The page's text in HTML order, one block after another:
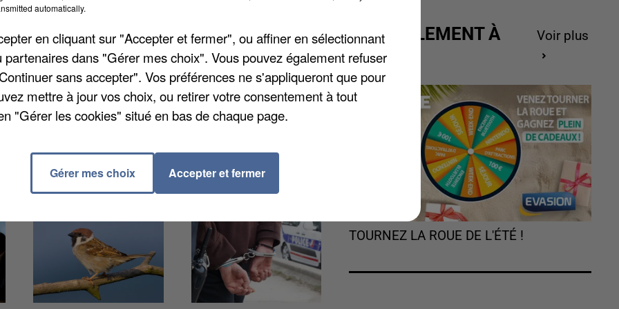
cela est encadré par des professionnels de santé.
Après Villeparisis ce lundi, prochaine étape en
ACTUELLEMENT À
GAGNER
Voir plus
TOURNEZ LA ROUE DE L'ÉTÉ !
automatically.
en cliquant sur "Accepter et fermer", ou affiner en sélectionnant
partenaires dans "Gérer mes choix". Vous pouvez également refuser
sans accepter". Vos préférences ne s'appliqueront que pour
mettre à jour vos choix, ou retirer votre consentement à tout
"Gérer les cookies" situé en bas de chaque page.
Gérer mes choix Accepter et fermer